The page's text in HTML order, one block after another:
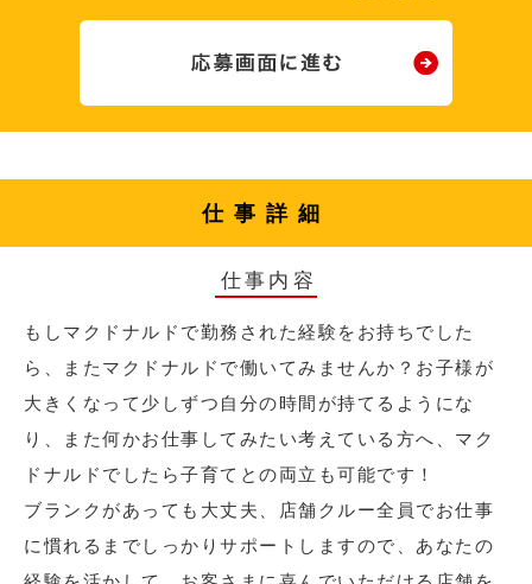
仕事詳細
仕事内容
もしマクドナルドで勤務された経験をお持ちでした
ら、またマクドナルドで働いてみませんか？お子様が
大きくなって少しずつ自分の時間が持てるようにな
り、また何かお仕事してみたい考えている方へ、マク
ドナルドでしたら子育てとの両立も可能です！
ブランクがあっても大丈夫、店舗クルー全員でお仕事
に慣れるまでしっかりサポートしますので、あなたの